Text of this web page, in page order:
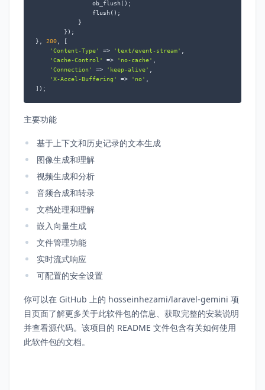
                ob_flush();
                flush();
            }
        });
}, 200, [
'Content-Type'
=> 'text/event-stream'
'Cache-Control'
=> 'no-cache'
'Connection'
=> 'keep-alive'
'X-Accel-Buffering'
=> 'no'
]);
主要功能
基于上下文和历史记录的文本生成
图像生成和理解
视频生成和分析
音频合成和转录
文档处理和理解
嵌入向量生成
文件管理功能
实时流式响应
可配置的安全设置
你可以在 GitHub 上的 hosseinhezami/laravel-gemini 项
目页面了解更多关于此软件包的信息、获取完整的安装说明
并查看源代码。该项目的 README 文件包含有关如何使用
此软件包的文档。